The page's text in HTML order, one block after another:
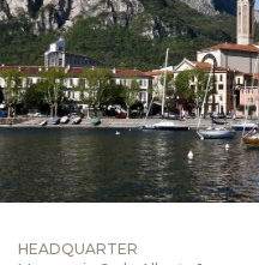
HEADQUARTER